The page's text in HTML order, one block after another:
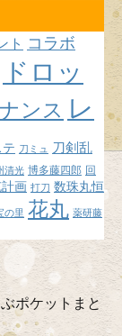
ト コラボ
ドロッ
ンス レ
テ 刀ミュ
刀剣乱
清光 博多藤四郎 回
画 打刀 数珠丸恒
の里 花丸 薬研藤
ポケットまと